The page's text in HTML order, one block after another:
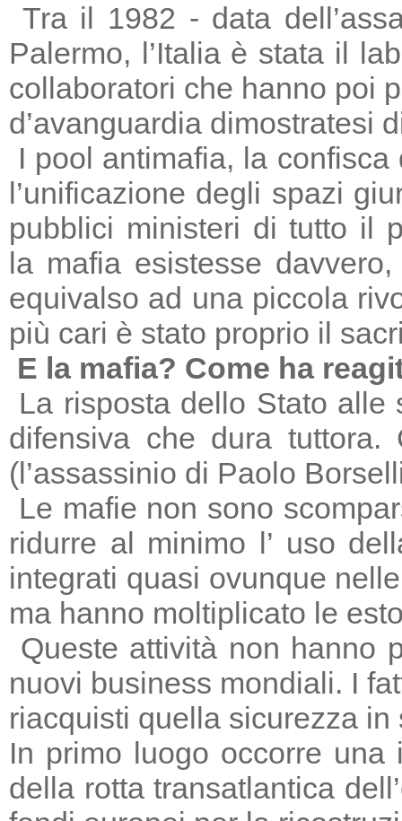
Tra il 1982 - data
Palermo, l’Italia è stata il
collaboratori che hanno poi
d’avanguardia dimostratesi
I pool antimafia, la
l’unificazione degli spazi
pubblici ministeri di tutto il
la mafia esistesse
equivalso ad una piccola
più cari è stato proprio il
E la mafia? Come ha
La risposta dello Stato alle
difensiva che dura
(l’assassinio di Paolo
Le mafie non sono
ridurre al minimo l’ uso
integrati quasi ovunque
ma hanno moltiplicato le
Queste attività non hanno
nuovi business mondiali. I
riacquisti quella sicurezza
In primo luogo occorre
della rotta transatlantica